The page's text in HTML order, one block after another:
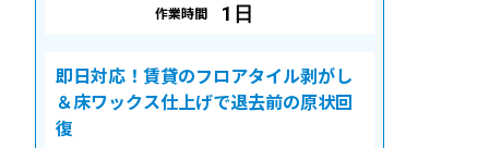
作業時間 1日
即日対応！賃貸のフロアタイル剥がし
＆床ワックス仕上げで退去前の原状回
復